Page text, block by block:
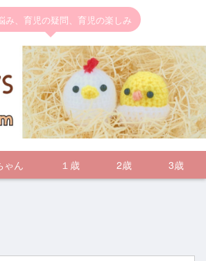
み、育児の疑問、育児の楽しみ
ゃん １歳 2歳 3歳